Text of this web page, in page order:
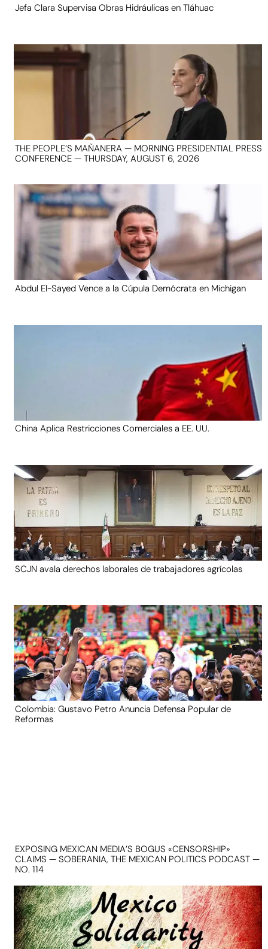
Jefa Clara Supervisa Obras Hidráulicas en Tláhuac
THE PEOPLE’S MAÑANERA — MORNING PRESIDENTIAL PRESS
CONFERENCE — THURSDAY, AUGUST 6, 2026
Abdul El-Sayed Vence a la Cúpula Demócrata en Michigan
China Aplica Restricciones Comerciales a EE. UU.
SCJN avala derechos laborales de trabajadores agrícolas
Colombia: Gustavo Petro Anuncia Defensa Popular de
Reformas
EXPOSING MEXICAN MEDIA’S BOGUS «CENSORSHIP»
CLAIMS — SOBERANIA, THE MEXICAN POLITICS PODCAST —
NO. 114